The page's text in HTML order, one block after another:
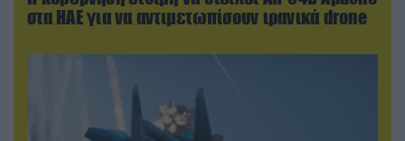
στα ΗΑΕ για να αντιμετωπίσουν ιρανικά drone